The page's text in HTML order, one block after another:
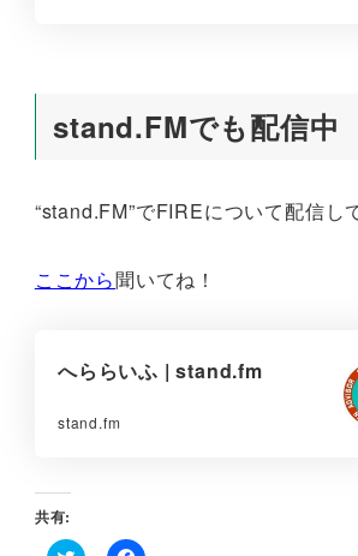
stand.FMでも配信中
“stand.FM”でFIREについて配信し
ここから聞いてね！
へららいふ | stand.fm
stand.fm
共有: